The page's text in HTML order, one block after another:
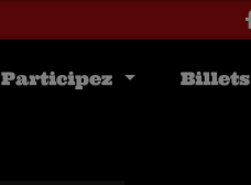
Participez Billets